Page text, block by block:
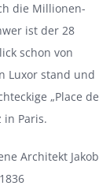
die Millionen-
ist der 28
schon von
Luxor stand und
„Place de
in Paris.
Architekt Jakob